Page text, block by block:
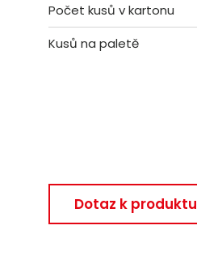
Počet kusů v kartonu
Kusů na paletě
Dotaz k produktu